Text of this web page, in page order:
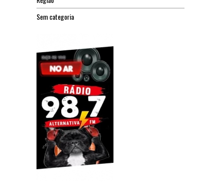
Sem categoria